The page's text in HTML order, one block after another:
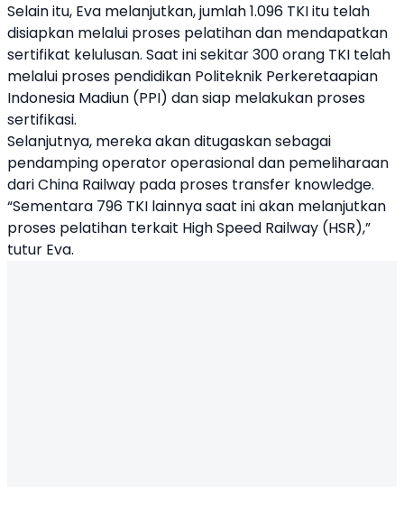
Selain itu, Eva melanjutkan, jumlah 1.096 TKI itu telah
disiapkan melalui proses pelatihan dan mendapatkan
sertifikat kelulusan. Saat ini sekitar 300 orang TKI telah
melalui proses pendidikan Politeknik Perkeretaapian
Indonesia Madiun (PPI) dan siap melakukan proses
sertifikasi.
Selanjutnya, mereka akan ditugaskan sebagai
pendamping operator operasional dan pemeliharaan
dari China Railway pada proses transfer knowledge.
“Sementara 796 TKI lainnya saat ini akan melanjutkan
proses pelatihan terkait High Speed Railway (HSR),”
tutur Eva.